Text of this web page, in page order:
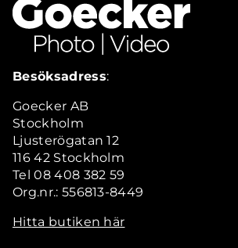
Besöksadress:
Goecker AB
Stockholm
Ljusterögatan 12
116 42 Stockholm
Tel 08 408 382 59
Org.nr.: 556813-8449
Hitta butiken här